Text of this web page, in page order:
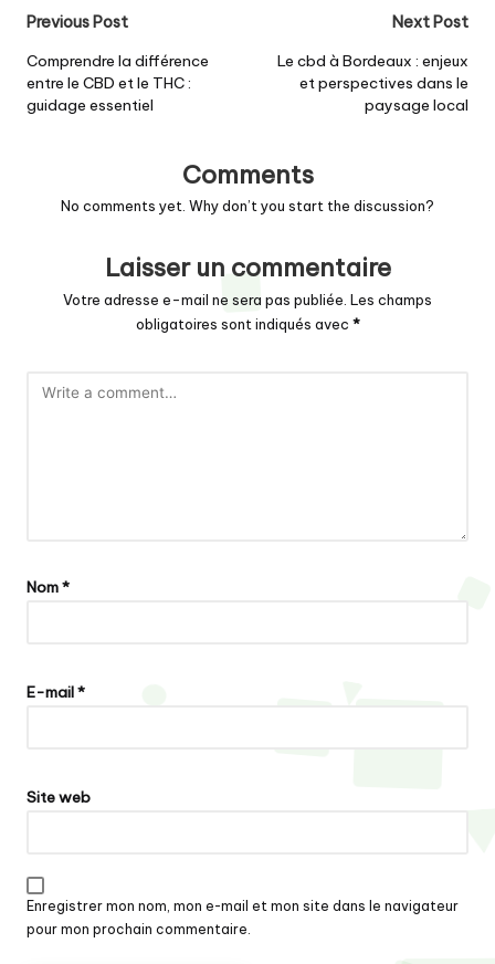
Post
navigation
Previous Post
Comprendre la différence
entre le CBD et le THC :
guidage essentiel
Next Post
Le cbd à Bordeaux : enjeux
et perspectives dans le
paysage local
Comments
No comments yet. Why don’t you start the discussion?
Laisser un commentaire
Votre adresse e-mail ne sera pas publiée. Les champs
obligatoires sont indiqués avec *
Nom*
E-mail*
Site web
Enregistrer mon nom, mon e-mail et mon site dans le navigateur
pour mon prochain commentaire.